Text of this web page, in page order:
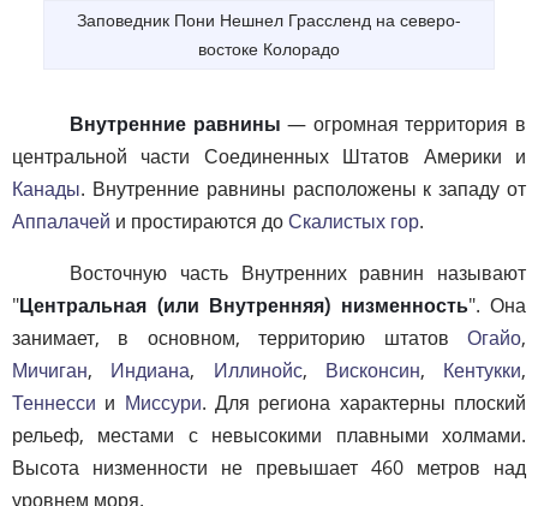
Заповедник Пони Нешнел Грассленд на северо-
востоке Колорадо
Внутренние равнины — огромная территория в
центральной части Соединенных Штатов Америки и
Канады. Внутренние равнины расположены к западу от
Аппалачей и простираются доСкалистых гор.
Восточную часть Внутренних равнин называют
"Центральная (или Внутренняя) низменность". Она
занимает, в основном, территорию штатов Огайо,
Мичиган, Индиана, Иллинойс, Висконсин, Кентукки,
Теннесси и Миссури. Для региона характерны плоский
рельеф, местами с невысокими плавными холмами.
Высота низменности не превышает 460 метров над
уровнем моря.